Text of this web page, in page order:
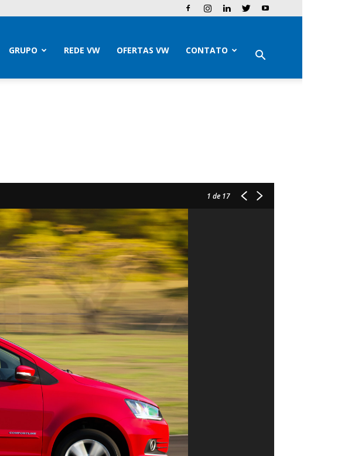
GRUPO REDE VW OFERTAS VW CONTATO
1 de 17